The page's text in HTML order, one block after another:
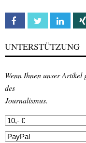
Facebook Twitter
UNTERSTÜTZUNG
Wenn Ihnen unser Artikel
des
Journalismus.